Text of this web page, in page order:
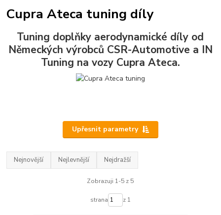
Cupra Ateca tuning díly
Tuning doplňky aerodynamické díly od
Německých výrobců CSR-Automotive a IN
Tuning na vozy Cupra Ateca.
Upřesnit parametry
Nejnovější Nejlevnější Nejdražší
Zobrazuji 1-5 z 5
strana z 1